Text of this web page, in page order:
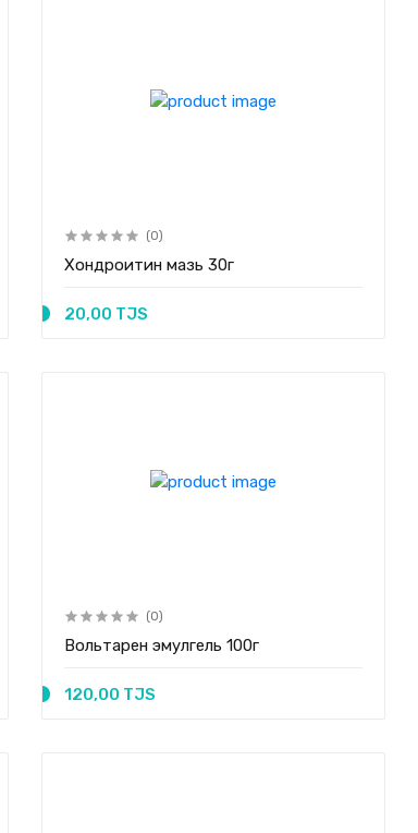
(0)
Хондроитин мазь 30г
20,00 TJS
(0)
Вольтарен эмулгель 100г
120,00 TJS